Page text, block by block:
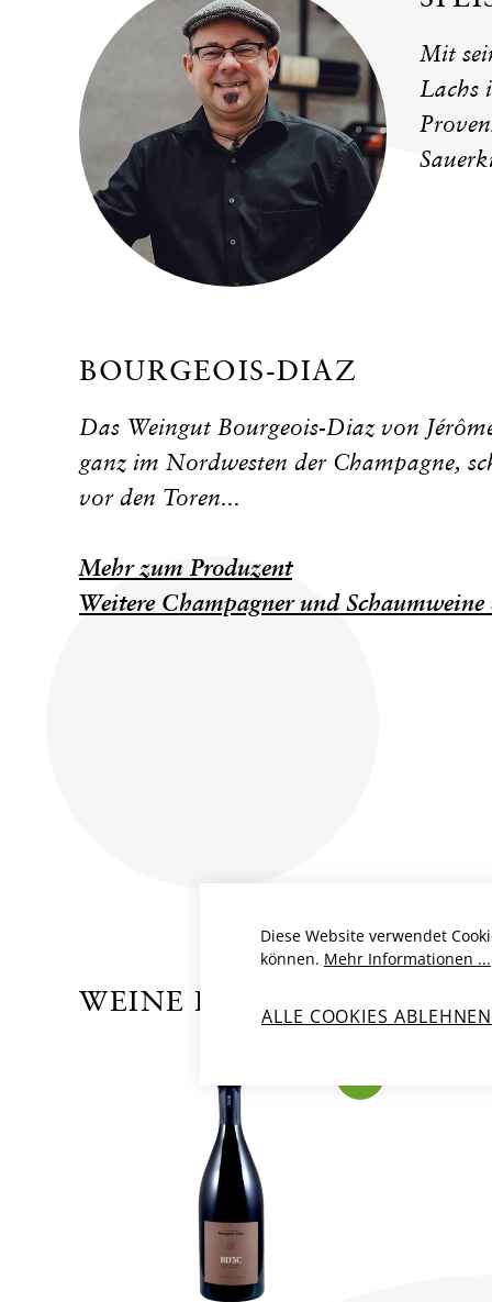
Mit
Lachs
BOURGEOIS-DIAZ
Das Weingut Bourgeois-Diaz von
ganz im Nordwesten der Champagne,
vor den Toren...
Mehr zum Produzent
Weitere Champagner und Schaumweine
WEINE DES
Diese Website verwendet
können. Mehr Informationen ...
ALLE COOKIES ABLEHNEN